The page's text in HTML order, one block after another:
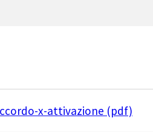
x-attivazione (pdf)